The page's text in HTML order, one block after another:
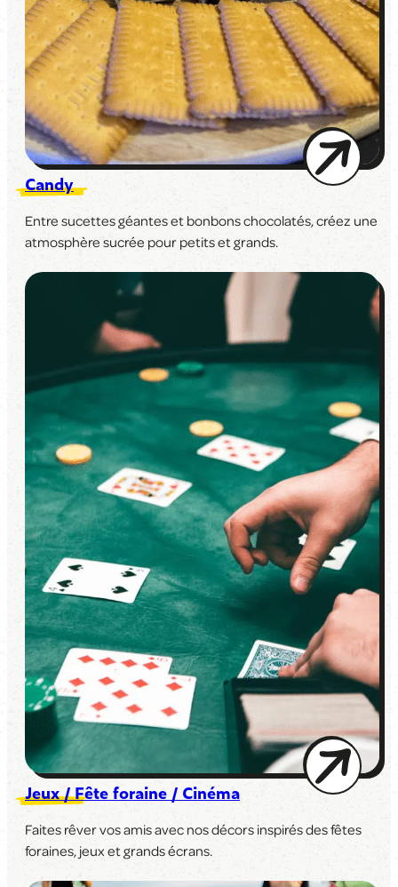
Candy
Entre sucettes géantes et bonbons chocolatés, créez une
atmosphère sucrée pour petits et grands.
Jeux / Fête foraine / Cinéma
Faites rêver vos amis avec nos décors inspirés des fêtes
foraines, jeux et grands écrans.